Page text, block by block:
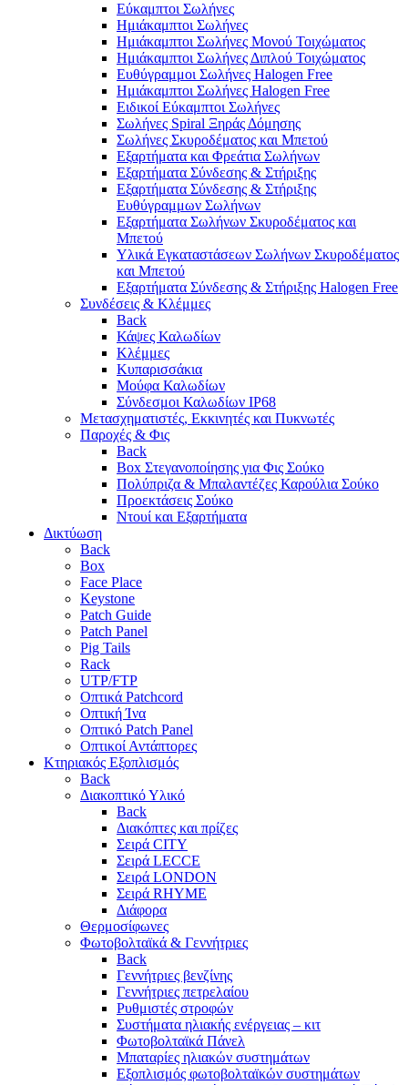
Εύκαμπτοι Σωλήνες
Ημιάκαμπτοι Σωλήνες
Ημιάκαμπτοι Σωλήνες Μονού Τοιχώματος
Ημιάκαμπτοι Σωλήνες Διπλού Τοιχώματος
Ευθύγραμμοι Σωλήνες Halogen Free
Ημιάκαμπτοι Σωλήνες Halogen Free
Ειδικοί Εύκαμπτοι Σωλήνες
Σωλήνες Spiral Ξηράς Δόμησης
Σωλήνες Σκυροδέματος και Μπετού
Εξαρτήματα και Φρεάτια Σωλήνων
Εξαρτήματα Σύνδεσης & Στήριξης
Εξαρτήματα Σύνδεσης & Στήριξης
Ευθύγραμμων Σωλήνων
Εξαρτήματα Σωλήνων Σκυροδέματος και
Μπετού
Υλικά Εγκαταστάσεων Σωλήνων Σκυροδέματος
και Μπετού
Εξαρτήματα Σύνδεσης & Στήριξης Halogen Free
Συνδέσεις & Κλέμμες
Back
Κάψες Καλωδίων
Κλέμμες
Κυπαρισσάκια
Μούφα Καλωδίων
Σύνδεσμοι Καλωδίων IP68
Μετασχηματιστές, Εκκινητές και Πυκνωτές
Παροχές & Φις
Back
Box Στεγανοποίησης για Φις Σούκο
Πολύπριζα & Μπαλαντέζες Καρούλια Σούκο
Προεκτάσεις Σούκο
Ντουί και Εξαρτήματα
Δικτύωση
Back
Box
Face Place
Keystone
Patch Guide
Patch Panel
Pig Tails
Rack
UTP/FTP
Οπτικά Patchcord
Οπτική Ίνα
Οπτικό Patch Panel
Οπτικοί Αντάπτορες
Κτηριακός Εξοπλισμός
Back
Διακοπτικό Υλικό
Back
Διακόπτες και πρίζες
Σειρά CITY
Σειρά LECCE
Σειρά LONDON
Σειρά RHYME
Διάφορα
Θερμοσίφωνες
Φωτοβολταϊκά & Γεννήτριες
Back
Γεννήτριες βενζίνης
Γεννήτριες πετρελαίου
Ρυθμιστές στροφών
Συστήματα ηλιακής ενέργειας – κιτ
Φωτοβολταϊκά Πάνελ
Μπαταρίες ηλιακών συστημάτων
Εξοπλισμός φωτοβολταϊκών συστημάτων